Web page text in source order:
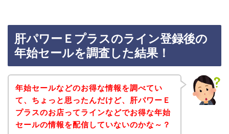
肝パワーＥプラスのライン登録後の
年始セールを調査した結果！
年始セールなどのお得な情報を調べてい
て、ちょっと思ったんだけど、肝パワーＥ
プラスのお店ってラインなどでお得な年始
セールの情報を配信していないのかな～？